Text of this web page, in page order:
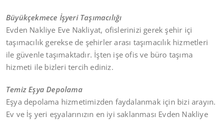
Büyükçekmece İşyeri Taşımacılığı
Evden Nakliye Eve Nakliyat, ofislerinizi gerek şehir içi
taşımacılık gerekse de şehirler arası taşımacılık hizmetleri
ile güvenle taşımaktadır. İşten işe ofis ve büro taşıma
hizmeti ile bizleri tercih ediniz.
Temiz Eşya Depolama
Eşya depolama hizmetimizden faydalanmak için bizi arayın.
Ev ve İş yeri eşyalarınızın en iyi saklanması Evden Nakliye